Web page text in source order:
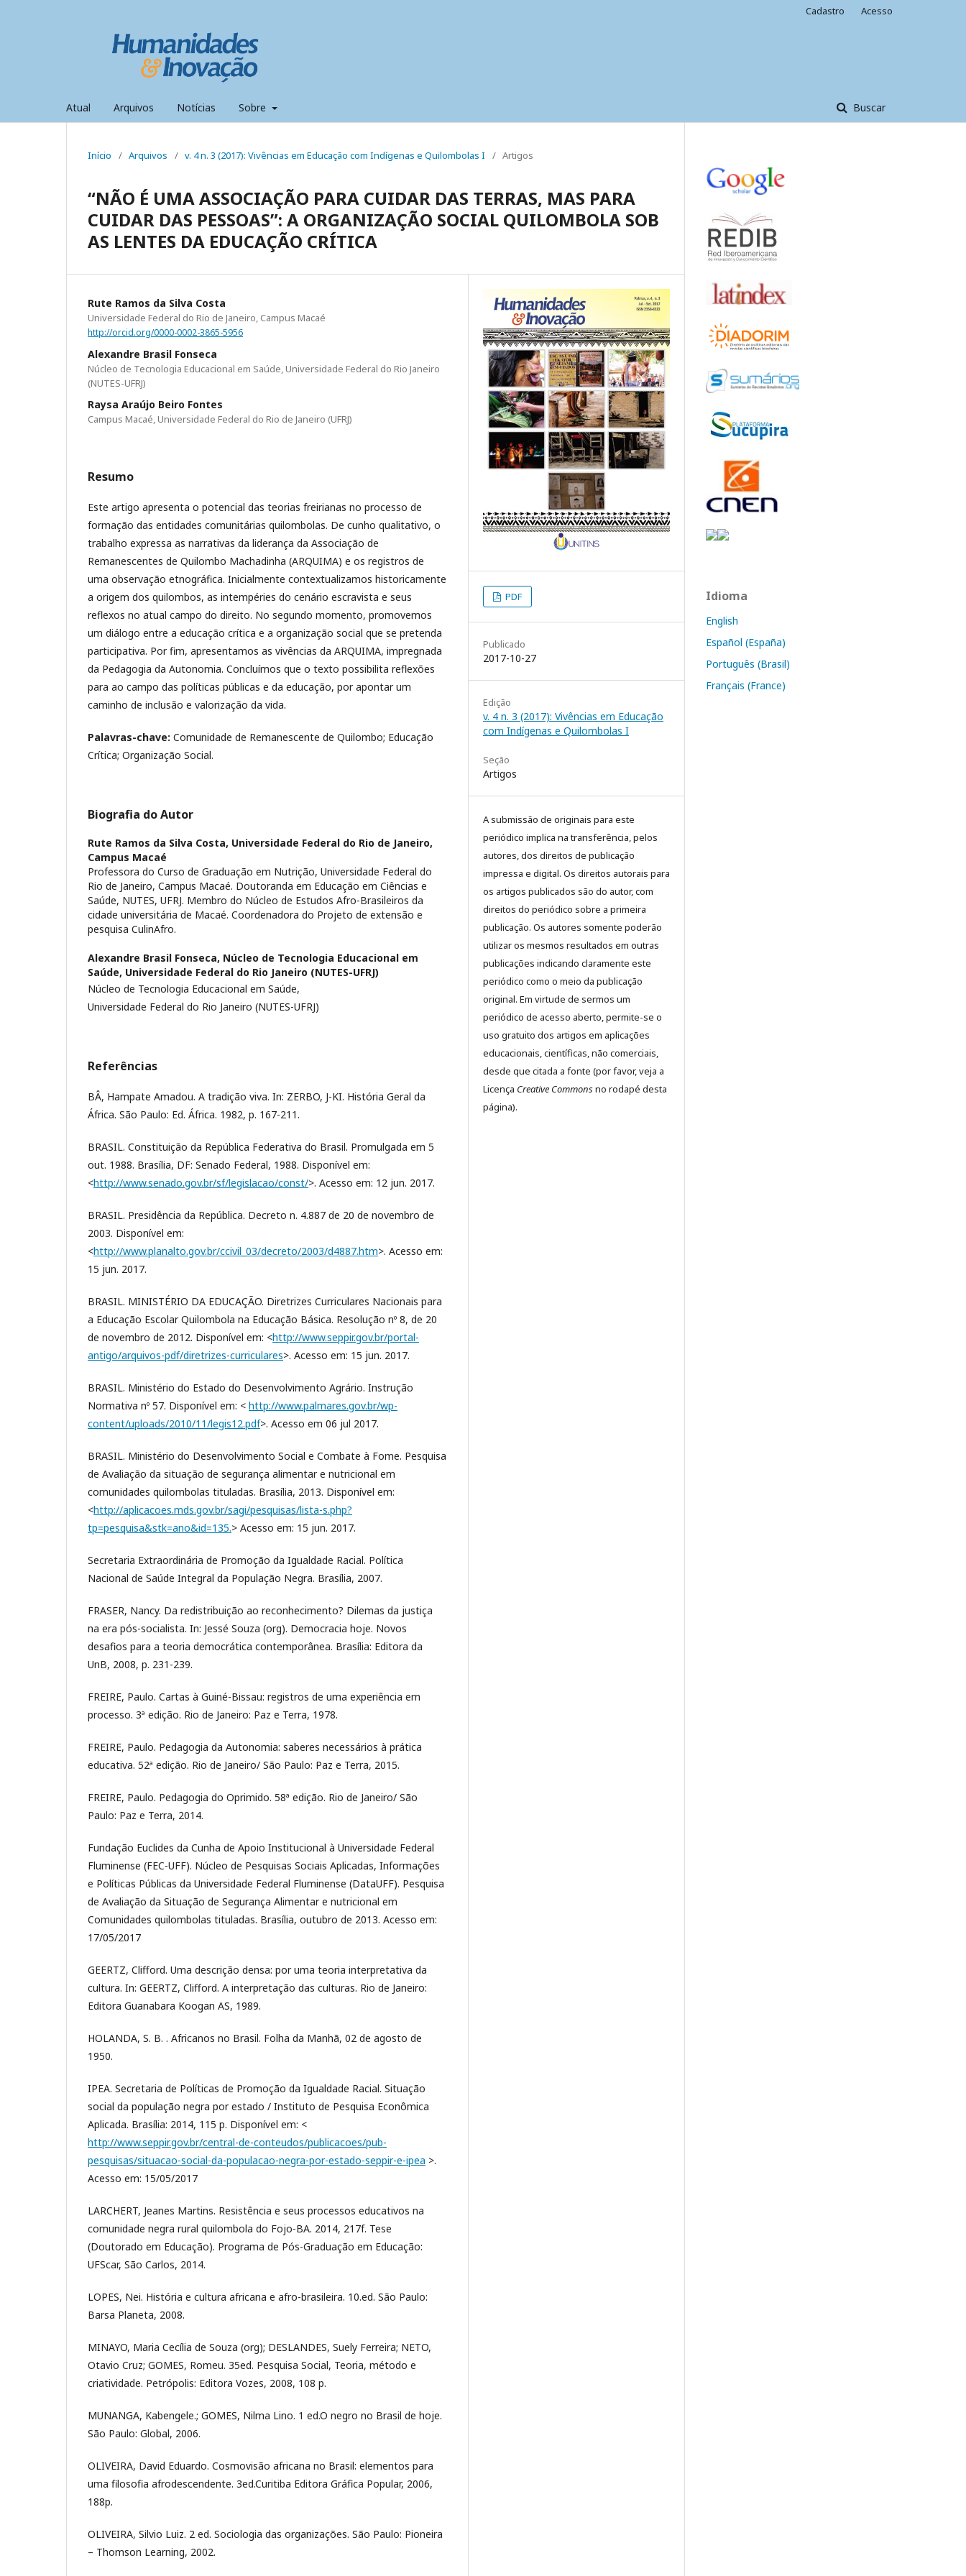
Atual Arquivos Notícias Sobre Buscar
Cadastro Acesso
Início / Arquivos / v. 4 n. 3 (2017): Vivências em Educação com Indígenas e Quilombolas I / Artigos
“NÃO É UMA ASSOCIAÇÃO PARA CUIDAR DAS TERRAS, MAS PARA
CUIDAR DAS PESSOAS”: A ORGANIZAÇÃO SOCIAL QUILOMBOLA SOB
AS LENTES DA EDUCAÇÃO CRÍTICA
Rute Ramos da Silva Costa
Universidade Federal do Rio de Janeiro, Campus Macaé
http://orcid.org/0000-0002-3865-5956
Alexandre Brasil Fonseca
Núcleo de Tecnologia Educacional em Saúde, Universidade Federal do Rio Janeiro
(NUTES-UFRJ)
Raysa Araújo Beiro Fontes
Campus Macaé, Universidade Federal do Rio de Janeiro (UFRJ)
Resumo
Este artigo apresenta o potencial das teorias freirianas no processo de
formação das entidades comunitárias quilombolas. De cunho qualitativo, o
trabalho expressa as narrativas da liderança da Associação de
Remanescentes de Quilombo Machadinha (ARQUIMA) e os registros de
uma observação etnográfica. Inicialmente contextualizamos historicamente
a origem dos quilombos, as intempéries do cenário escravista e seus
reflexos no atual campo do direito. No segundo momento, promovemos
um diálogo entre a educação crítica e a organização social que se pretenda
participativa. Por fim, apresentamos as vivências da ARQUIMA, impregnada
da Pedagogia da Autonomia. Concluímos que o texto possibilita reflexões
para ao campo das políticas públicas e da educação, por apontar um
caminho de inclusão e valorização da vida.
Palavras-chave: Comunidade de Remanescente de Quilombo; Educação
Crítica; Organização Social.
Biografia do Autor
Rute Ramos da Silva Costa, Universidade Federal do Rio de Janeiro,
Campus Macaé
Professora do Curso de Graduação em Nutrição, Universidade Federal do
Rio de Janeiro, Campus Macaé. Doutoranda em Educação em Ciências e
Saúde, NUTES, UFRJ. Membro do Núcleo de Estudos Afro-Brasileiros da
cidade universitária de Macaé. Coordenadora do Projeto de extensão e
pesquisa CulinAfro.
Alexandre Brasil Fonseca, Núcleo de Tecnologia Educacional em
Saúde, Universidade Federal do Rio Janeiro (NUTES-UFRJ)
Núcleo de Tecnologia Educacional em Saúde,
Universidade Federal do Rio Janeiro (NUTES-UFRJ)
Referências
BÂ, Hampate Amadou. A tradição viva. In: ZERBO, J-KI. História Geral da
África. São Paulo: Ed. África. 1982, p. 167-211.
BRASIL. Constituição da República Federativa do Brasil. Promulgada em 5
out. 1988. Brasília, DF: Senado Federal, 1988. Disponível em:
<http://www.senado.gov.br/sf/legislacao/const/>. Acesso em: 12 jun. 2017.
BRASIL. Presidência da República. Decreto n. 4.887 de 20 de novembro de
2003. Disponível em:
<http://www.planalto.gov.br/ccivil_03/decreto/2003/d4887.htm>. Acesso em:
15 jun. 2017.
BRASIL. MINISTÉRIO DA EDUCAÇÃO. Diretrizes Curriculares Nacionais para
a Educação Escolar Quilombola na Educação Básica. Resolução nº 8, de 20
de novembro de 2012. Disponível em: <http://www.seppir.gov.br/portal-
antigo/arquivos-pdf/diretrizes-curriculares>. Acesso em: 15 jun. 2017.
BRASIL. Ministério do Estado do Desenvolvimento Agrário. Instrução
Normativa nº 57. Disponível em: < http://www.palmares.gov.br/wp-
content/uploads/2010/11/legis12.pdf>. Acesso em 06 jul 2017.
BRASIL. Ministério do Desenvolvimento Social e Combate à Fome. Pesquisa
de Avaliação da situação de segurança alimentar e nutricional em
comunidades quilombolas tituladas. Brasília, 2013. Disponível em:
<http://aplicacoes.mds.gov.br/sagi/pesquisas/lista-s.php?
tp=pesquisa&stk=ano&id=135.> Acesso em: 15 jun. 2017.
Secretaria Extraordinária de Promoção da Igualdade Racial. Política
Nacional de Saúde Integral da População Negra. Brasília, 2007.
FRASER, Nancy. Da redistribuição ao reconhecimento? Dilemas da justiça
na era pós-socialista. In: Jessé Souza (org). Democracia hoje. Novos
desafios para a teoria democrática contemporânea. Brasília: Editora da
UnB, 2008, p. 231-239.
FREIRE, Paulo. Cartas à Guiné-Bissau: registros de uma experiência em
processo. 3ª edição. Rio de Janeiro: Paz e Terra, 1978.
FREIRE, Paulo. Pedagogia da Autonomia: saberes necessários à prática
educativa. 52ª edição. Rio de Janeiro/ São Paulo: Paz e Terra, 2015.
FREIRE, Paulo. Pedagogia do Oprimido. 58ª edição. Rio de Janeiro/ São
Paulo: Paz e Terra, 2014.
Fundação Euclides da Cunha de Apoio Institucional à Universidade Federal
Fluminense (FEC-UFF). Núcleo de Pesquisas Sociais Aplicadas, Informações
e Políticas Públicas da Universidade Federal Fluminense (DataUFF). Pesquisa
de Avaliação da Situação de Segurança Alimentar e nutricional em
Comunidades quilombolas tituladas. Brasília, outubro de 2013. Acesso em:
17/05/2017
GEERTZ, Clifford. Uma descrição densa: por uma teoria interpretativa da
cultura. In: GEERTZ, Clifford. A interpretação das culturas. Rio de Janeiro:
Editora Guanabara Koogan AS, 1989.
HOLANDA, S. B. . Africanos no Brasil. Folha da Manhã, 02 de agosto de
1950.
IPEA. Secretaria de Políticas de Promoção da Igualdade Racial. Situação
social da população negra por estado / Instituto de Pesquisa Econômica
Aplicada. Brasília: 2014, 115 p. Disponível em: <
http://www.seppir.gov.br/central-de-conteudos/publicacoes/pub-
pesquisas/situacao-social-da-populacao-negra-por-estado-seppir-e-ipea >.
Acesso em: 15/05/2017
LARCHERT, Jeanes Martins. Resistência e seus processos educativos na
comunidade negra rural quilombola do Fojo-BA. 2014, 217f. Tese
(Doutorado em Educação). Programa de Pós-Graduação em Educação:
UFScar, São Carlos, 2014.
LOPES, Nei. História e cultura africana e afro-brasileira. 10.ed. São Paulo:
Barsa Planeta, 2008.
MINAYO, Maria Cecília de Souza (org); DESLANDES, Suely Ferreira; NETO,
Otavio Cruz; GOMES, Romeu. 35ed. Pesquisa Social, Teoria, método e
criatividade. Petrópolis: Editora Vozes, 2008, 108 p.
MUNANGA, Kabengele.; GOMES, Nilma Lino. 1 ed.O negro no Brasil de hoje.
São Paulo: Global, 2006.
OLIVEIRA, David Eduardo. Cosmovisão africana no Brasil: elementos para
uma filosofia afrodescendente. 3ed.Curitiba Editora Gráfica Popular, 2006,
188p.
OLIVEIRA, Silvio Luiz. 2 ed. Sociologia das organizações. São Paulo: Pioneira
– Thomson Learning, 2002.
PDF
Publicado
2017-10-27
Edição
v. 4 n. 3 (2017): Vivências em Educação
com Indígenas e Quilombolas I
Seção
Artigos
A submissão de originais para este
periódico implica na transferência, pelos
autores, dos direitos de publicação
impressa e digital. Os direitos autorais para
os artigos publicados são do autor, com
direitos do periódico sobre a primeira
publicação. Os autores somente poderão
utilizar os mesmos resultados em outras
publicações indicando claramente este
periódico como o meio da publicação
original. Em virtude de sermos um
periódico de acesso aberto, permite-se o
uso gratuito dos artigos em aplicações
educacionais, científicas, não comerciais,
desde que citada a fonte (por favor, veja a
Licença Creative Commonsno rodapé desta
página).
Idioma
English
Español (España)
Português (Brasil)
Français (France)